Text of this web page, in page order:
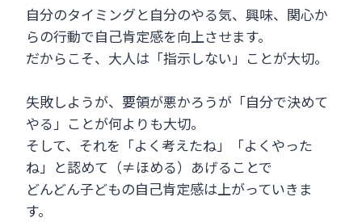
自分のタイミングと自分のやる気、興味、関心か
らの行動で自己肯定感を向上させます。
だからこそ、大人は「指示しない」ことが大切。
失敗しようが、要領が悪かろうが「自分で決めて
やる」ことが何よりも大切。
そして、それを「よく考えたね」「よくやった
ね」と認めて（≠ほめる）あげることで
どんどん子どもの自己肯定感は上がっていきま
す。